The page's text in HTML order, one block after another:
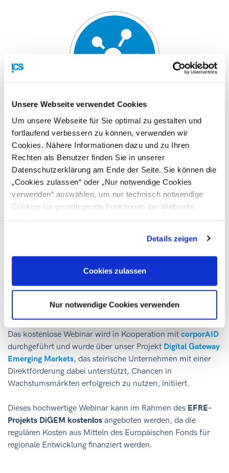
Unsere Webseite verwendet Cookies
Um unsere Webseite für Sie optimal zu gestalten und
fortlaufend verbessern zu können, verwenden wir
Cookies. Nähere Informationen dazu und zu Ihren
Rechten als Benutzer finden Sie in unserer
Datenschutzerklärung am Ende der Seite. Sie können die
„Cookies zulassen“ oder „Nur notwendige Cookies
verwenden“ auswählen, um nur technisch notwendige
Cookies für grundlegende Funktionen der Webseite
Details zeigen
Cookies zulassen
Nur notwendige Cookies verwenden
Astrid Taus,ICEP
ZIELGRUPPE
International tätige österreichische Unternehmen
Partnerschaften)
ORGANISATORISCHES & ANMELDUNG
Das kostenlose Webinar wird in Kooperation mit corporAID
durchgeführt und wurde über unser Projekt Digital Gateway
Emerging Markets, das steirische Unternehmen mit einer
Direktförderung dabei unterstützt, Chancen in
Wachstumsmärkten erfolgreich zu nutzen, initiiert.
Dieses hochwertige Webinar kann im Rahmen des EFRE-
Projekts DiGEM kostenlos angeboten werden, da die
regulären Kosten aus Mitteln des Europäischen Fonds für
regionale Entwicklung finanziert werden.